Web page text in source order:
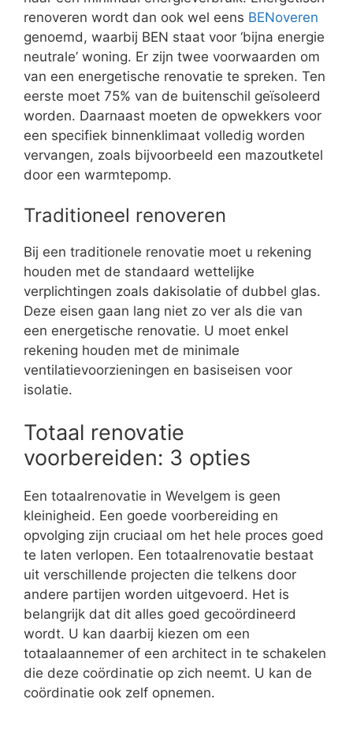
renoveren wordt dan ook wel eens BENoveren
genoemd, waarbij BEN staat voor ‘bijna energie
neutrale’ woning. Er zijn twee voorwaarden om
van een energetische renovatie te spreken. Ten
eerste moet 75% van de buitenschil geïsoleerd
worden. Daarnaast moeten de opwekkers voor
een specifiek binnenklimaat volledig worden
vervangen, zoals bijvoorbeeld een mazoutketel
door een warmtepomp.
Traditioneel renoveren
Bij een traditionele renovatie moet u rekening
houden met de standaard wettelijke
verplichtingen zoals dakisolatie of dubbel glas.
Deze eisen gaan lang niet zo ver als die van
een energetische renovatie. U moet enkel
rekening houden met de minimale
ventilatievoorzieningen en basiseisen voor
isolatie.
Totaal renovatie
voorbereiden: 3 opties
Een totaalrenovatie in Wevelgem is geen
kleinigheid. Een goede voorbereiding en
opvolging zijn cruciaal om het hele proces goed
te laten verlopen. Een totaalrenovatie bestaat
uit verschillende projecten die telkens door
andere partijen worden uitgevoerd. Het is
belangrijk dat dit alles goed gecoördineerd
wordt. U kan daarbij kiezen om een
totaalaannemer of een architect in te schakelen
die deze coördinatie op zich neemt. U kan de
coördinatie ook zelf opnemen.